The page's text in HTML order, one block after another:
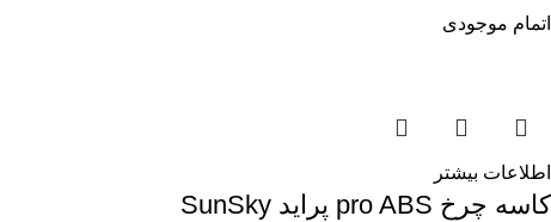
اتمام موجودی
اطلاعات بیشتر
کاسه چرخ pro ABS پرايد SunSky